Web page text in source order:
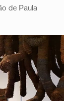
de Paula